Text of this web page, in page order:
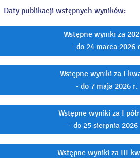
Daty publikacji wstępnych wyników:
Wstępne wyniki za
- do 24 marca 2026
Wstępne wyniki za I
- do 7 maja 2026 r.
Wstępne wyniki za I
- do 25 sierpnia 2026
Wstępne wyniki za III